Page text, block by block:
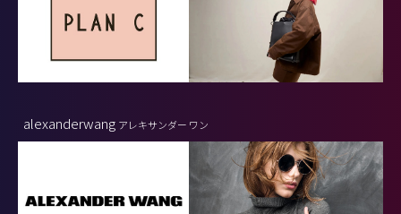
alexanderwang アレキサンダー ワン